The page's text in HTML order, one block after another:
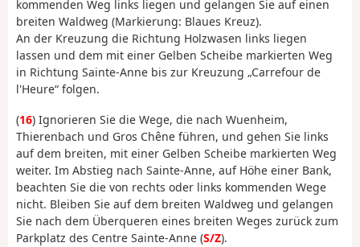
kommenden Weg links liegen und gelangen Sie auf einen
breiten Waldweg (Markierung: Blaues Kreuz).
An der Kreuzung die Richtung Holzwasen links liegen
lassen und dem mit einer Gelben Scheibe markierten Weg
in Richtung Sainte-Anne bis zur Kreuzung „Carrefour de
l'Heure“ folgen.
(16) Ignorieren Sie die Wege, die nach Wuenheim,
Thierenbach und Gros Chêne führen, und gehen Sie links
auf dem breiten, mit einer Gelben Scheibe markierten Weg
weiter. Im Abstieg nach Sainte-Anne, auf Höhe einer Bank,
beachten Sie die von rechts oder links kommenden Wege
nicht. Bleiben Sie auf dem breiten Waldweg und gelangen
Sie nach dem Überqueren eines breiten Weges zurück zum
Parkplatz des Centre Sainte-Anne (S/Z).